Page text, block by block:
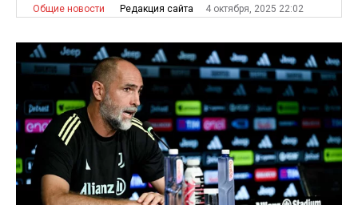
Общие новости Редакция сайта 4 октября, 2025 22:02